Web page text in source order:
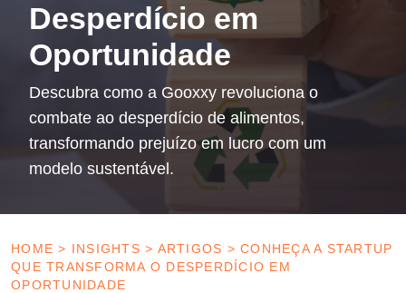
Desperdício em
Oportunidade
Descubra como a Gooxxy revoluciona o
combate ao desperdício de alimentos,
transformando prejuízo em lucro com um
modelo sustentável.
HOME > INSIGHTS > ARTIGOS > CONHEÇA A STARTUP
QUE TRANSFORMA O DESPERDÍCIO EM
OPORTUNIDADE